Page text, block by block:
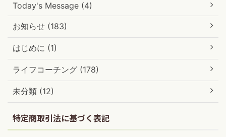
Today's Message (4)
お知らせ (183)
はじめに (1)
ライフコーチング (178)
未分類 (12)
特定商取引法に基づく表記